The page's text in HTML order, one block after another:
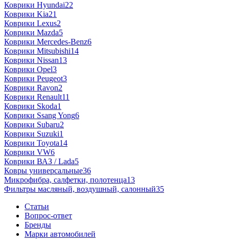
Коврики Hyundai22
Коврики Kia21
Коврики Lexus2
Коврики Mazda5
Коврики Mercedes-Benz6
Коврики Mitsubishi14
Коврики Nissan13
Коврики Opel3
Коврики Peugeot3
Коврики Ravon2
Коврики Renault11
Коврики Skoda1
Коврики Ssang Yong6
Коврики Subaru2
Коврики Suzuki1
Коврики Toyota14
Коврики VW6
Коврики ВАЗ / Lada5
Ковры универсальные36
Микрофибра, салфетки, полотенца13
Фильтры масляный, воздушный, салонный35
Статьи
Вопрос-ответ
Бренды
Марки автомобилей